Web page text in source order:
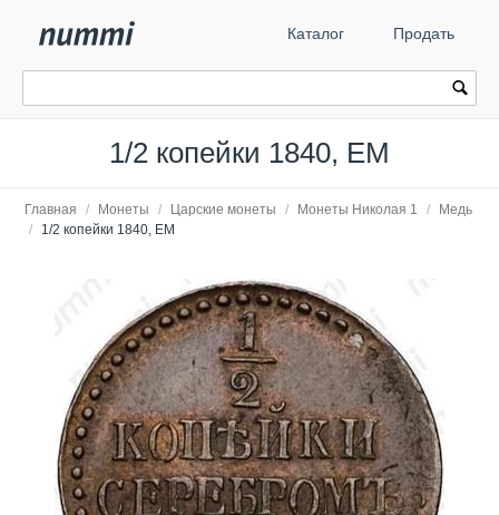
Каталог Продать
1/2 копейки 1840, ЕМ
Главная / Монеты / Царские монеты / Монеты Николая 1 /
Медь
/
1/2 копейки 1840, ЕМ